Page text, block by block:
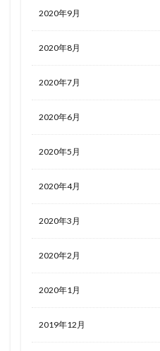
2020年9月
2020年8月
2020年7月
2020年6月
2020年5月
2020年4月
2020年3月
2020年2月
2020年1月
2019年12月